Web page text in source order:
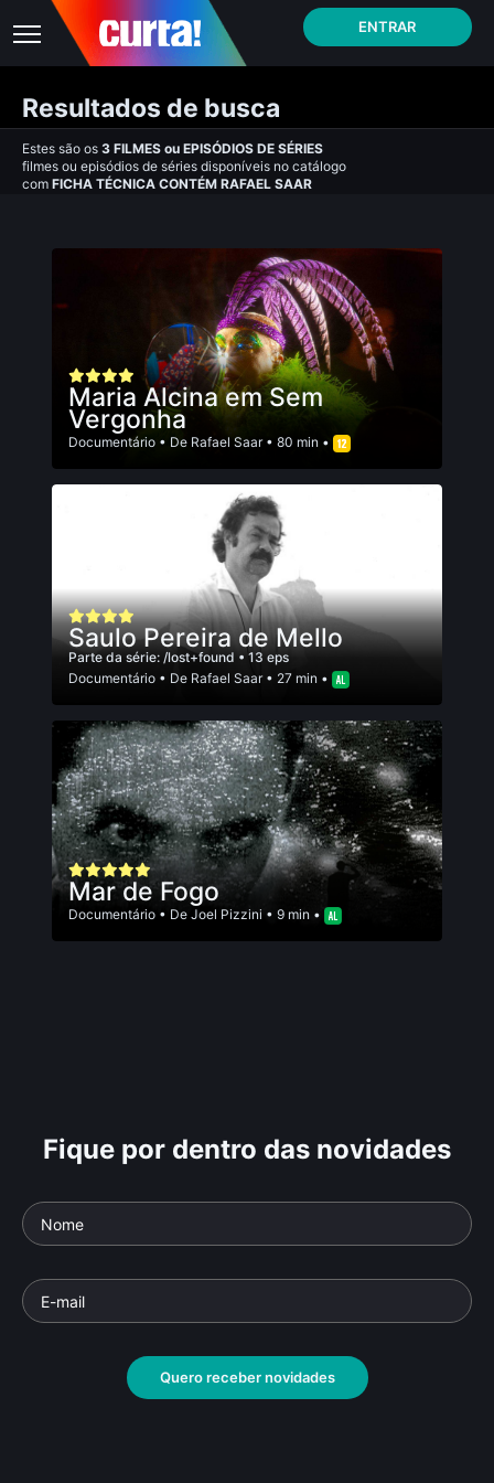
ENTRAR
Resultados de busca
Estes são os 3 FILMES ou EPISÓDIOS DE SÉRIES
filmes ou episódios de séries disponíveis no catálogo
com FICHA TÉCNICA CONTÉM RAFAEL SAAR
Maria Alcina em Sem
Vergonha
Documentário • De Rafael Saar• 80 min •
Saulo Pereira de Mello
Parte da série: /lost+found • 13 eps
Documentário • De Rafael Saar• 27 min •
Mar de Fogo
Documentário • De Joel Pizzini • 9 min •
Fique por dentro das novidades
Quero receber novidades